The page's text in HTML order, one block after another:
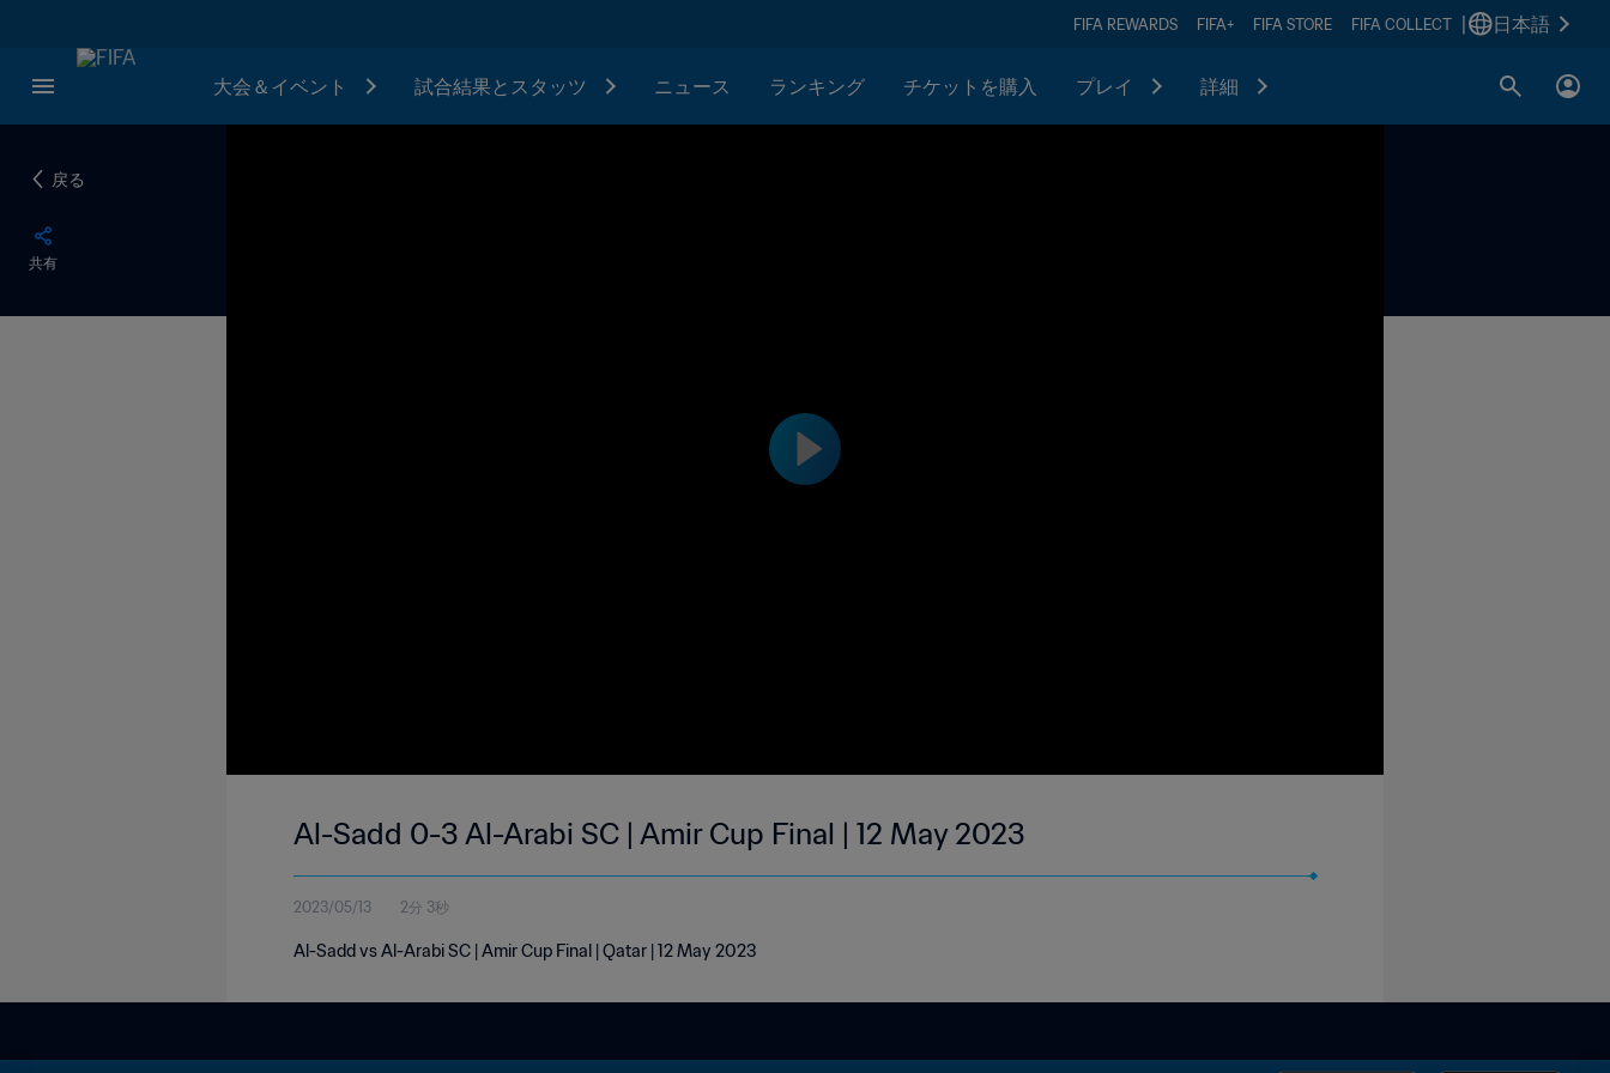
FIFA REWARDS FIFA+ FIFA STORE FIFA COLLECT 日本語
大会＆イベント 試合結果とスタッツ ニュース ランキング チケットを購入 プレイ 詳細
戻る
共有
Al-Sadd 0-3 Al-Arabi SC | Amir Cup Final | 12 May 2023
2023/05/13 2分 3秒
Al-Sadd vs Al-Arabi SC | Amir Cup Final | Qatar | 12 May 2023